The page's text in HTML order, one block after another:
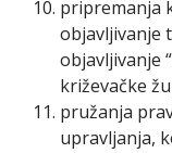
pripremanja
objavljivanje
objavljivanje
križevačke
pružanja
upravljanja,